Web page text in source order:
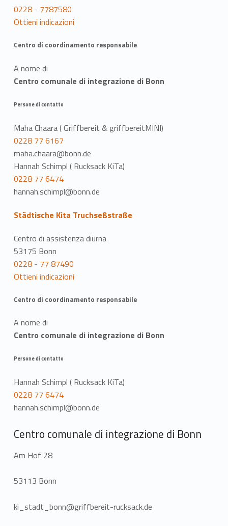
0228 - 7787580
Ottieni indicazioni
Centro di coordinamento responsabile
A nome di
Centro comunale di integrazione di Bonn
Persone di contatto
Maha Chaara ( Griffbereit & griffbereitMINI)
0228 77 6167
maha.chaara@bonn.de
Hannah Schimpl ( Rucksack KiTa)
0228 77 6474
hannah.schimpl@bonn.de
Städtische Kita Truchseßstraße
Centro di assistenza diurna
53175 Bonn
0228 - 77 87490
Ottieni indicazioni
Centro di coordinamento responsabile
A nome di
Centro comunale di integrazione di Bonn
Persone di contatto
Hannah Schimpl ( Rucksack KiTa)
0228 77 6474
hannah.schimpl@bonn.de
Centro comunale di integrazione di Bonn
Am Hof 28
53113 Bonn
ki_stadt_bonn@griffbereit-rucksack.de